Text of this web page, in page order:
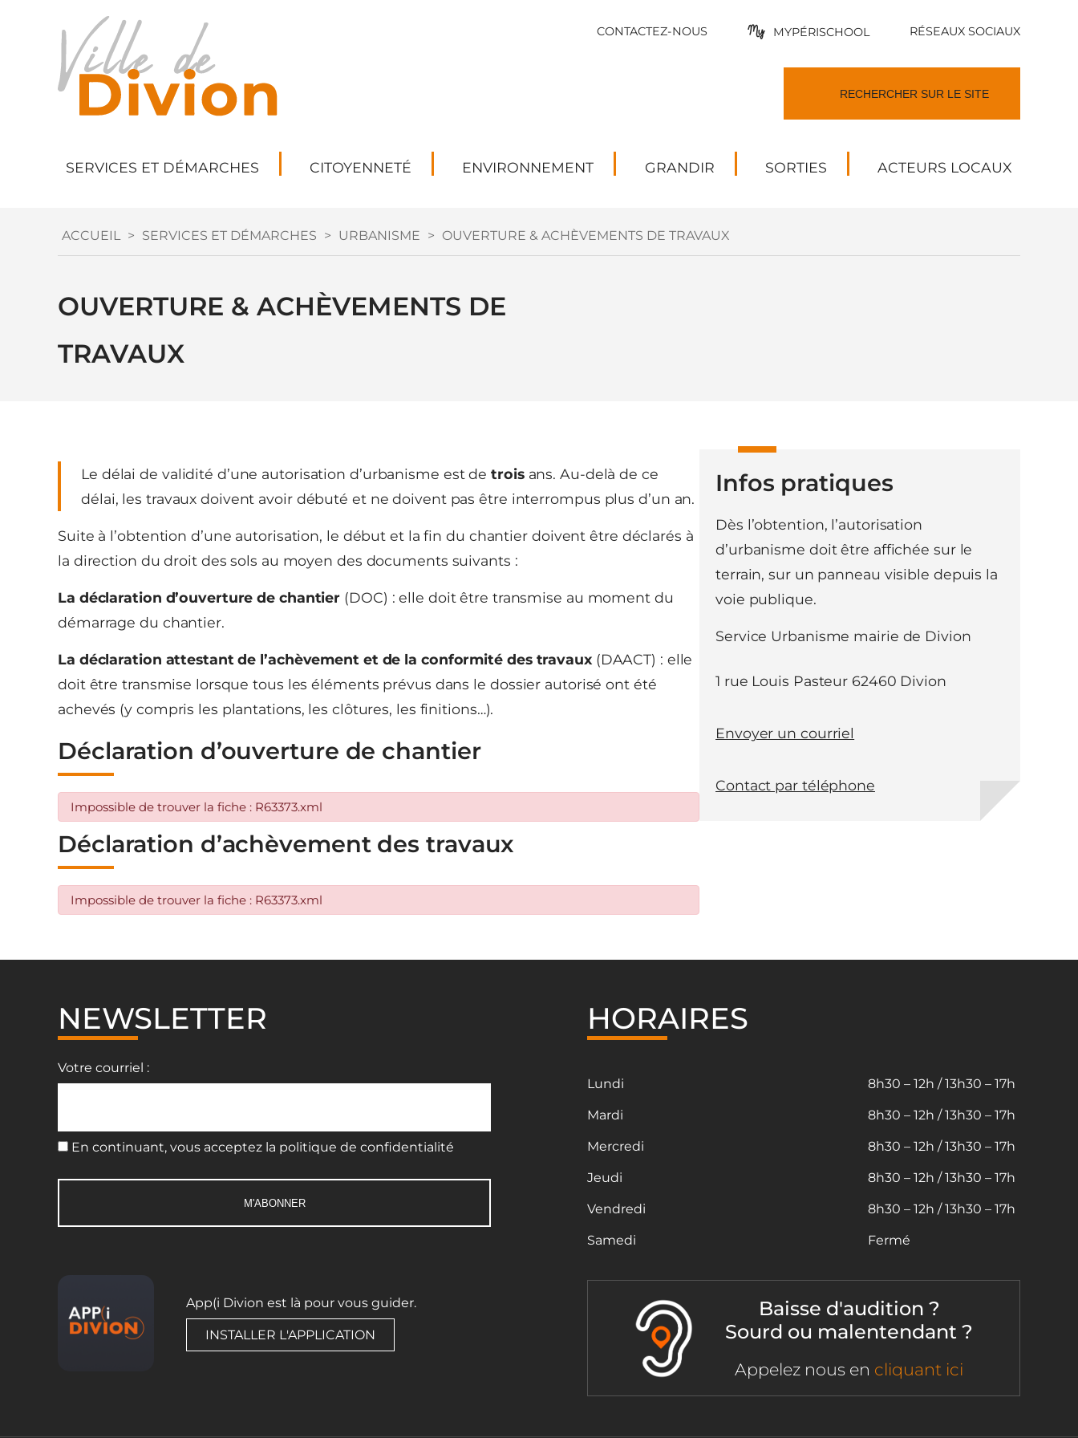
CONTACTEZ-NOUS MYPÉRISCHOOL RÉSEAUX SOCIAUX
SERVICES ET DÉMARCHES CITOYENNETÉ ENVIRONNEMENT GRANDIR SORTIES ACTEURS LOCAUX
ACCUEIL > SERVICES ET DÉMARCHES > URBANISME > OUVERTURE & ACHÈVEMENTS DE TRAVAUX
OUVERTURE & ACHÈVEMENTS DE
TRAVAUX
Le délai de validité d’une autorisation d’urbanisme est detroisans. Au-delà de ce
délai, les travaux doivent avoir débuté et ne doivent pas être interrompus plus d’un an.
Suite à l’obtention d’une autorisation, le début et la fin du chantier doivent être déclarés à
la direction du droit des sols au moyen des documents suivants :
La déclaration d’ouverture de chantier (DOC) : elle doit être transmise au moment du
démarrage du chantier.
La déclaration attestant de l’achèvement et de la conformité des travaux(DAACT) : elle
doit être transmise lorsque tous les éléments prévus dans le dossier autorisé ont été
achevés (y compris les plantations, les clôtures, les finitions…).
Déclaration d’ouverture de chantier
Impossible de trouver la fiche : R63373.xml
Déclaration d’achèvement des travaux
Impossible de trouver la fiche : R63373.xml
Infos pratiques
Dès l’obtention, l’autorisation
d’urbanisme doit être affichée sur le
terrain, sur un panneau visible depuis la
voie publique.
Service Urbanisme mairie de Divion
1 rue Louis Pasteur 62460 Divion
Envoyer un courriel
Contact par téléphone
NEWSLETTER
Votre courriel :
En continuant, vous acceptez la politique de confidentialité
App(i Divion est là pour vous guider.
INSTALLER L'APPLICATION
HORAIRES
Lundi
Mardi
Mercredi
Jeudi
Vendredi
Samedi
8h30 – 12h / 13h30 – 17h
8h30 – 12h / 13h30 – 17h
8h30 – 12h / 13h30 – 17h
8h30 – 12h / 13h30 – 17h
8h30 – 12h / 13h30 – 17h
Fermé
Baisse d'audition ?
Sourd ou malentendant ?
Appelez nous en cliquant ici